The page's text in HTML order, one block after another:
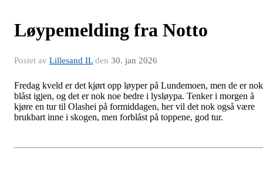
Løypemelding fra Notto
Postet av Lillesand ILden 30. jan 2026
Fredag kveld er det kjørt opp løyper på Lundemoen, men de er nok
blåst igjen, og det er nok noe bedre i lysløypa. Tenker i morgen å
kjøre en tur til Olashei på formiddagen, her vil det nok også være
brukbart inne i skogen, men forblåst på toppene, god tur.